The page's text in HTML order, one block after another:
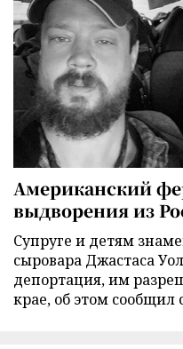
Американский
выдворения из
Супруге и детям
сыровара Джастаса
депортация, им
крае, об этом сообщил